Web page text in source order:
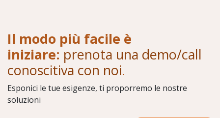
Il modo più facile è
iniziare: prenota una demo/call
conoscitiva con noi.
Esponici le tue esigenze, ti proporremo le nostre
soluzioni